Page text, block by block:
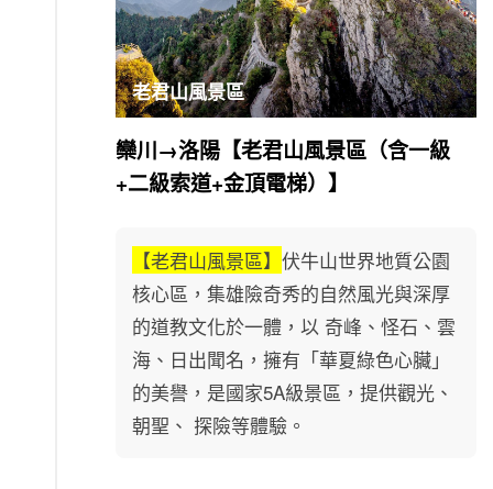
欒川→洛陽【老君山風景區（含一級
+二級索道+金頂電梯）】
【老君山風景區】 伏牛山世界地質公園
核心區，集雄險奇秀的自然風光與深厚
的道教文化於一體，以 奇峰、怪石、雲
海、日出聞名，擁有「華夏綠色心臟」
的美譽，是國家5A級景區，提供觀光、
朝聖、 探險等體驗。
老君山風景區